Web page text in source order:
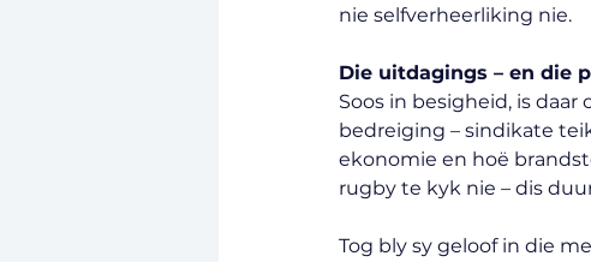
nie selfverheerliking nie.
Die uitdagings – en die
Soos in besigheid, is daar
bedreiging – sindikate
ekonomie en hoë
rugby te kyk nie – dis
Tog bly sy geloof in die